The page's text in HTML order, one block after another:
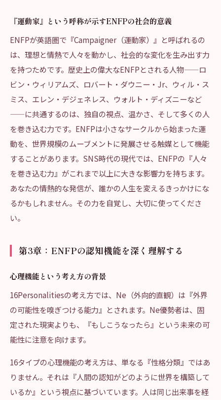
『運動家』という呼称が示すENFPの社会的意義
ENFPが英語圏で『Campaigner（運動家）』と呼ばれるの
は、理想と情熱で人々を動かし、社会的な変化を生み出す力
を持つためです。歴史上の偉大なENFPとされる人物——ロ
ビン・ウィリアムズ、ロバート・ダウニー・Jr、ウィル・ス
ミス、エレン・デジェネレス、ウォルト・ディズニーなど
——に共通するのは、独自の視点、温かさ、そして多くの人
を巻き込む力です。ENFPは小さなサークルから始まった運
動を、世界規模のムーブメントに発展させる触媒として機能
することがあります。SNS時代の現代では、ENFPの『人々
を巻き込む力』がこれまで以上に大きな影響力を持ちます。
あなたの情熱的な発信が、誰かの人生を変えるきっかけにな
るかもしれません。その力を自覚し、大切に使ってくださ
い。
第3章：ENFPの認知機能を深く理解する
心理機能という考え方の背景
16Personalitiesの考え方では、Ne（外向的直観）は『外界
の可能性を嗅ぎつける能力』とされます。Ne優勢者は、固
定された現実よりも、『もしこうなったら』という未来の可
能性に注意を向けます。
16タイプの心理機能の考え方は、単なる『性格分類』ではあ
りません。それは『人間の認知がどのように世界を構築して
いるか』という視点に基づいています。人は同じ出来事を経